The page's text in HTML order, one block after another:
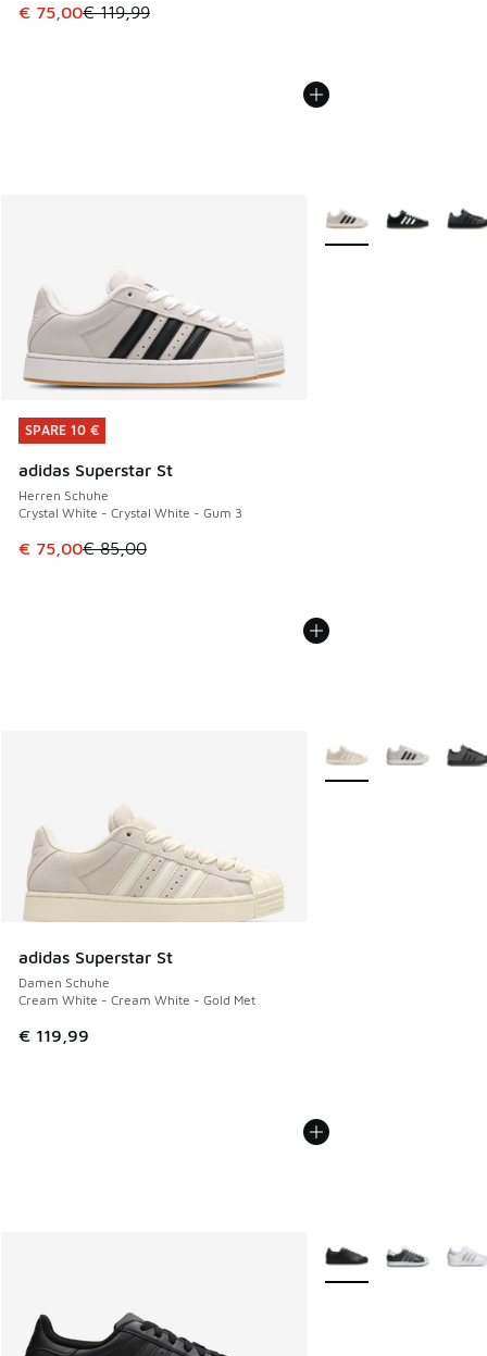
Dieser Artikel ist im Sale. Der Preis ist von € 119,99 auf €
€ 75,00€ 119,99
SPARE 10 €
adidas Superstar St
Herren Schuhe
Crystal White - Crystal White - Gum 3
Dieser Artikel ist im Sale. Der Preis ist von € 85,00 auf €
€ 75,00€ 85,00
SPARE 10 €
Weitere Farben
adidas Superstar St
Damen Schuhe
Cream White - Cream White - Gold Met
€ 119,99
Weitere Farben
Weitere Farben